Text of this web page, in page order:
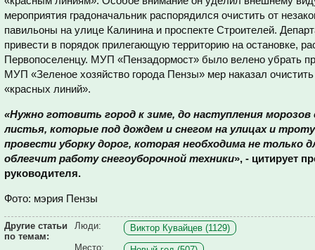
мероприятия градоначальник распорядился очистить от
павильоны на улице Калинина и проспекте Строителей.
привести в порядок прилегающую территорию на остановке,
Первопоселенцу. МУП «Пензадормост» было велено убрать
МУП «Зеленое хозяйство города Пензы» мер наказал
«красных линий».
«Нужно готовить город к зиме, до наступления
листья, которые под дождем и снегом на улицах и
провести уборку дорог, которая необходима не только
облегчит работу снегоуборочной техники», - цитирует
руководителя.
Фото: мэрия Пензы
Другие статьи
по темам:
Люди:
Виктор Кувайцев (1129)
Место: